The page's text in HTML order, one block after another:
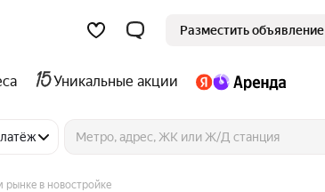
Разместить объявление
Уникальные акции
рынке в новостройке